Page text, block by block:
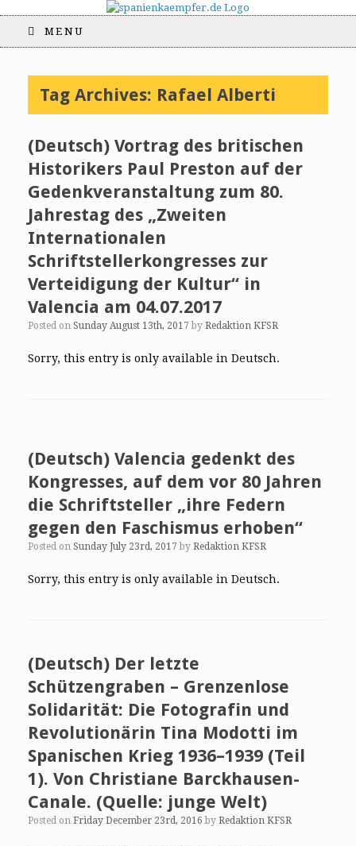
MENU
Tag Archives: Rafael Alberti
(Deutsch) Vortrag des britischen
Historikers Paul Preston auf der
Gedenkveranstaltung zum 80.
Jahrestag des „Zweiten
Internationalen
Schriftstellerkongresses zur
Verteidigung der Kultur“ in
Valencia am 04.07.2017
Posted on Sunday August 13th, 2017 by Redaktion KFSR
Sorry, this entry is only available in Deutsch.
(Deutsch) Valencia gedenkt des
Kongresses, auf dem vor 80 Jahren
die Schriftsteller „ihre Federn
gegen den Faschismus erhoben“
Posted on Sunday July 23rd, 2017 by Redaktion KFSR
Sorry, this entry is only available in Deutsch.
(Deutsch) Der letzte
Schützengraben – Grenzenlose
Solidarität: Die Fotografin und
Revolutionärin Tina Modotti im
Spanischen Krieg 1936–1939 (Teil
1). Von Christiane Barckhausen-
Canale. (Quelle: junge Welt)
Posted on Friday December 23rd, 2016 by Redaktion KFSR